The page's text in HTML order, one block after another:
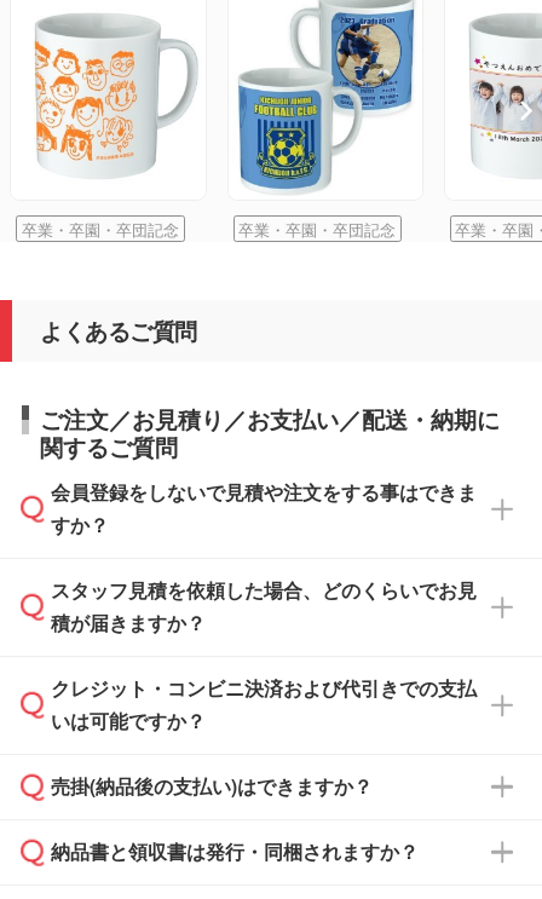
卒業・卒園・卒団記念 卒業・卒園・卒団記念 卒業・卒園
よくあるご質問
ご注文／お見積り／お支払い／配送・納期に
関するご質問
会員登録をしないで見積や注文をする事はできま
すか？
可能です。見積・注文フォームにて『ゲストの
まま進む』ボタンからお進みのうえ、ご依頼く
スタッフ見積を依頼した場合、どのくらいでお見
積が届きますか？
通常、翌営業日までにお送りしております。混
雑状況によっては、お時間をいただくこともご
依頼いただいた場合は、翌営業日以降のご連絡
クレジット・コンビニ決済および代引きでの支払
いは可能ですか？
銀行振込のみのご対応となります。
売掛(納品後の支払い)はできますか？
基本的には先入金をお願いしておりますが、自
納品書と領収書は発行・同梱されますか？